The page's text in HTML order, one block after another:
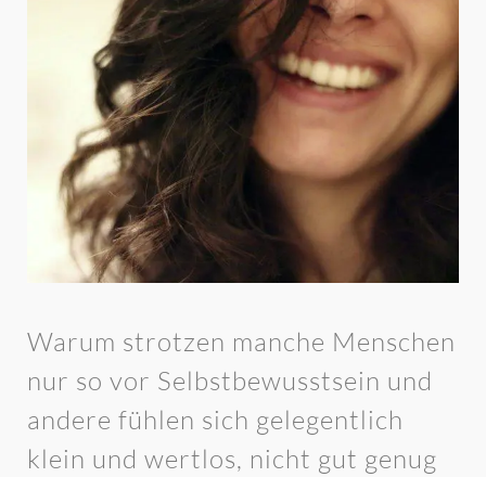
Warum strotzen manche Menschen
nur so vor Selbstbewusstsein und
andere fühlen sich gelegentlich
klein und wertlos, nicht gut genug